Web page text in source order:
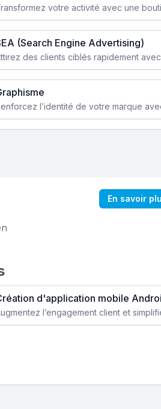
(Search Engine Advertising)
En savoir
d'application mobile